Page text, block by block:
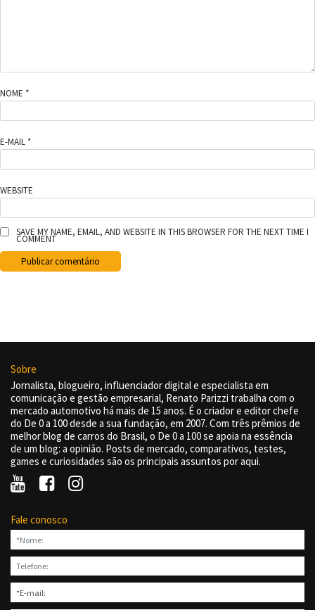
NOME *
E-MAIL *
WEBSITE
SAVE MY NAME, EMAIL, AND WEBSITE IN THIS BROWSER FOR THE NEXT TIME I
COMMENT
Sobre
Jornalista, blogueiro, influenciador digital e especialista em
comunicação e gestão empresarial, Renato Parizzi trabalha com o
mercado automotivo há mais de 15 anos. É o criador e editor chefe
do De 0 a 100 desde a sua fundação, em 2007. Com três prêmios de
melhor blog de carros do Brasil, o De 0 a 100 se apoia na essência
de um blog: a opinião. Posts de mercado, comparativos, testes,
games e curiosidades são os principais assuntos por aqui.
Fale conosco